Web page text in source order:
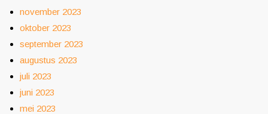
november 2023
oktober 2023
september 2023
augustus 2023
juli 2023
juni 2023
mei 2023